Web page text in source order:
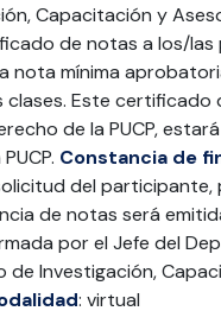
Capacitación y
de notas a los/
mínima
Este
de la PUCP,
Constancia de
del participante,
de notas será
por el Jefe del
de Investigación,
: virtual